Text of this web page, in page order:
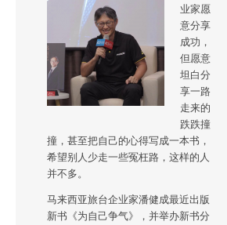
业家愿
意分享
成功，
但愿意
坦白分
享一路
走来的
跌跌撞
撞，甚至把自己的心得写成一本书，
希望别人少走一些冤枉路，这样的人
并不多。
马来西亚旅台企业家潘健成最近出版
新书《为自己争气》，并举办新书分